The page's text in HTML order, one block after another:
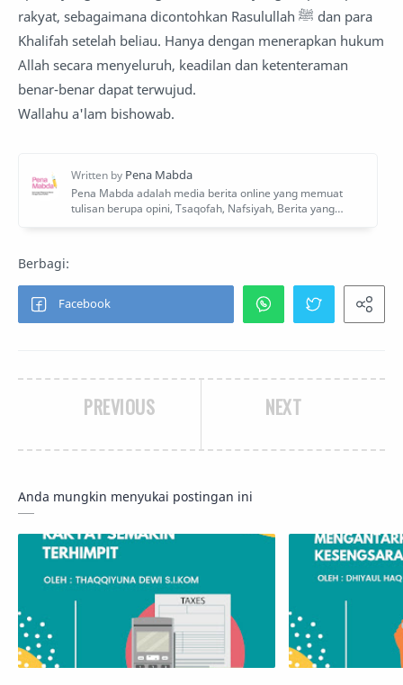
rakyat, sebagaimana dicontohkan Rasulullah ﷺ dan para
Khalifah setelah beliau. Hanya dengan menerapkan hukum
Allah secara menyeluruh, keadilan dan ketenteraman
benar-benar dapat terwujud.
Wallahu a'lam bishowab.
NEXT
PREVIOUS
Anda mungkin menyukai postingan ini